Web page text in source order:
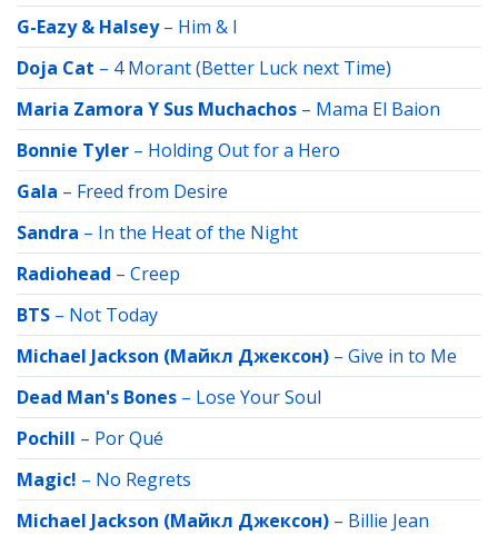
G-Eazy & Halsey– Him & I
Doja Cat – 4 Morant (Better Luck next Time)
Maria Zamora Y Sus Muchachos – Mama El Baion
Bonnie Tyler – Holding Out for a Hero
Gala – Freed from Desire
Sandra – In the Heat of the Night
Radiohead – Creep
BTS – Not Today
Michael Jackson (Майкл Джексон) – Give in to Me
Dead Man's Bones – Lose Your Soul
Pochill – Por Qué
Magic! – No Regrets
Michael Jackson (Майкл Джексон) – Billie Jean